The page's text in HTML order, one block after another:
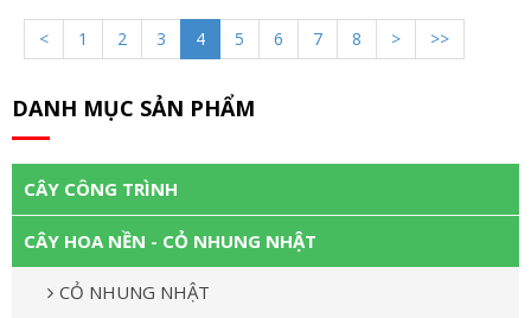
< 1 2 3 4 5 6 7 8 > >>
DANH MỤC SẢN PHẨM
CÂY CÔNG TRÌNH
CÂY HOA NỀN - CỎ NHUNG NHẬT
CỎ NHUNG NHẬT